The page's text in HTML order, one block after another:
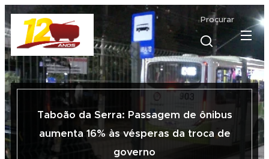
Procurar
Taboão da Serra: Passagem de ônibus
aumenta 16% às vésperas da troca de
governo